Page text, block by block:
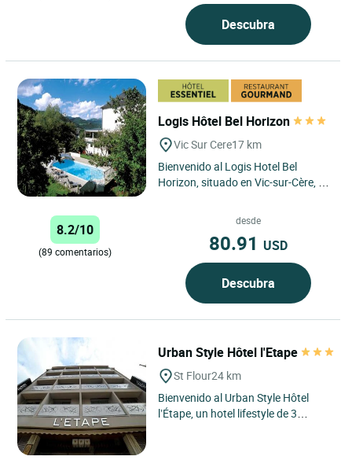
Descubra
Logis Hôtel Bel Horizon
Vic Sur Cere17 km
Bienvenido al Logis Hotel Bel
Horizon, situado en Vic-sur-Cère, en
8.2/10
(89 comentarios)
desde
80.91 USD
Descubra
Urban Style Hôtel l'Etape
St Flour24 km
Bienvenido al Urban Style Hôtel
l’Étape, un hotel lifestyle de 3